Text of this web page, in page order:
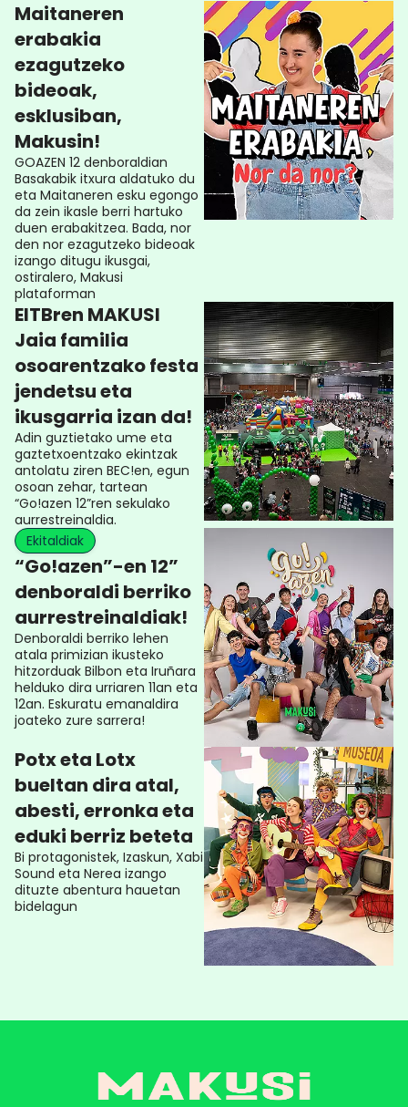
Maitaneren
erabakia
ezagutzeko
bideoak,
esklusiban,
Makusin!
GOAZEN 12 denboraldian
Basakabik itxura aldatuko du
eta Maitaneren esku egongo
da zein ikasle berri hartuko
duen erabakitzea. Bada, nor
den nor ezagutzeko bideoak
izango ditugu ikusgai,
ostiralero, Makusi
plataforman
EITBren MAKUSI
Jaia familia
osoarentzako festa
jendetsu eta
ikusgarria izan da!
Adin guztietako ume eta
gaztetxoentzako ekintzak
antolatu ziren BEC!en, egun
osoan zehar, tartean
“Go!azen 12”ren sekulako
aurrestreinaldia.
Ekitaldiak
“Go!azen”-en 12”
denboraldi berriko
aurrestreinaldiak!
Denboraldi berriko lehen
atala primizian ikusteko
hitzorduak Bilbon eta Iruñara
helduko dira urriaren 11an eta
12an. Eskuratu emanaldira
joateko zure sarrera!
Potx eta Lotx
bueltan dira atal,
abesti, erronka eta
eduki berriz beteta
Bi protagonistek, Izaskun, Xabi
Sound eta Nerea izango
dituzte abentura hauetan
bidelagun